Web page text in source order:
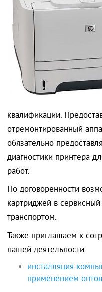
квалификации.
отремонтированный
обязательно
диагностики принтера
работ.
По договоренности
картриджей в
транспортом.
Также приглашаем к
нашей деятельности:
инсталляция
применением